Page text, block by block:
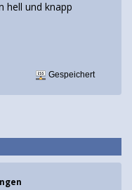
hell und knapp
Gespeichert